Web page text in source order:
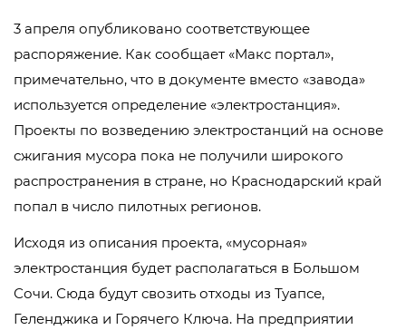
3 апреля опубликовано соответствующее
распоряжение. Как сообщает «Макс портал»,
примечательно, что в документе вместо «завода»
используется определение «электростанция».
Проекты по возведению электростанций на основе
сжигания мусора пока не получили широкого
распространения в стране, но Краснодарский край
попал в число пилотных регионов.
Исходя из описания проекта, «мусорная»
электростанция будет располагаться в Большом
Сочи. Сюда будут свозить отходы из Туапсе,
Геленджика и Горячего Ключа. На предприятии